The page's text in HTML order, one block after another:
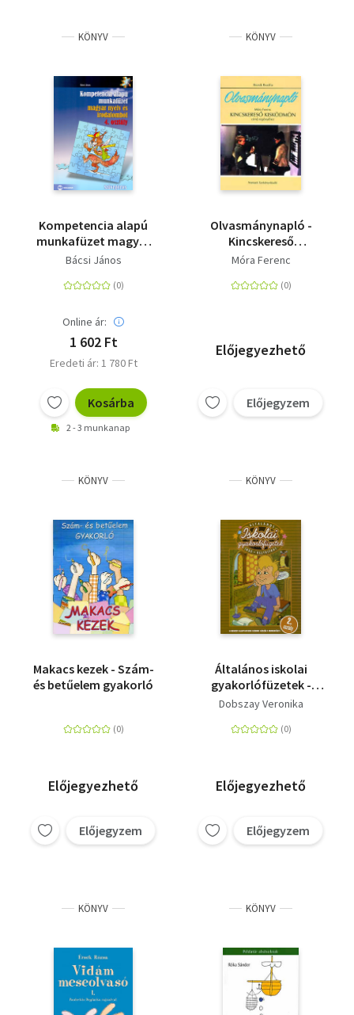
KÖNYV
Kompetencia alapú
munkafüzet magyar
nyelv és irodalomból
Szövegértés
Bácsi János
Online ár:
1 602 Ft
Eredeti ár: 1 780 Ft
Kosárba
2 - 3 munkanap
KÖNYV
Olvasmánynapló -
Kincskereső
kisködmön
Móra Ferenc
Előjegyezhető
Előjegyzem
KÖNYV
Makacs kezek - Szám-
és betűelem gyakorló
Előjegyezhető
Előjegyzem
KÖNYV
Általános iskolai
gyakorlófüzetek -
Írás-helyesírás 2.
Dobszay Veronika
Előjegyezhető
Előjegyzem
KÖNYV KÖNYV